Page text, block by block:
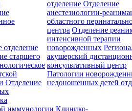
отделение Отделение
анестезиологии-
областного
центра Отделение
интенсивной терапии
новорожденных
акушерский
консультативный центр
Патологии
недоношенных детей
отделение
старшего
Отделение
иммунологии Клинико-